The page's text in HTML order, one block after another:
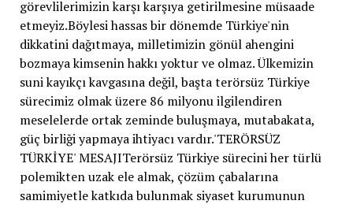
görevlilerimizin karşı karşıya getirilmesine müsaade
etmeyiz.Böylesi hassas bir dönemde Türkiye'nin
dikkatini dağıtmaya, milletimizin gönül ahengini
bozmaya kimsenin hakkı yoktur ve olmaz. Ülkemizin
suni kayıkçı kavgasına değil, başta terörsüz Türkiye
sürecimiz olmak üzere 86 milyonu ilgilendiren
meselelerde ortak zeminde buluşmaya, mutabakata,
güç birliği yapmaya ihtiyacı vardır.'TERÖRSÜZ
TÜRKİYE' MESAJITerörsüz Türkiye sürecini her türlü
polemikten uzak ele almak, çözüm çabalarına
samimiyetle katkıda bulunmak siyaset kurumunun